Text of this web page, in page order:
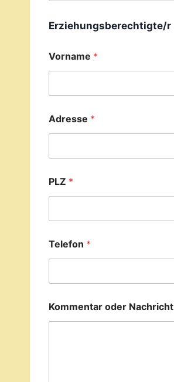
Erziehungsberechtigte/r
Vorname *
Adresse *
PLZ *
Telefon *
Kommentar oder Nachricht